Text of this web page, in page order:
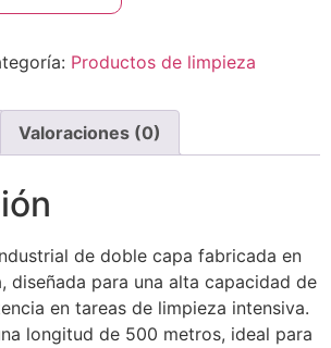
Productos de limpieza
Valoraciones (0)
de doble capa fabricada en
diseñada para una alta capacidad de
en tareas de limpieza intensiva.
longitud de 500 metros, ideal para